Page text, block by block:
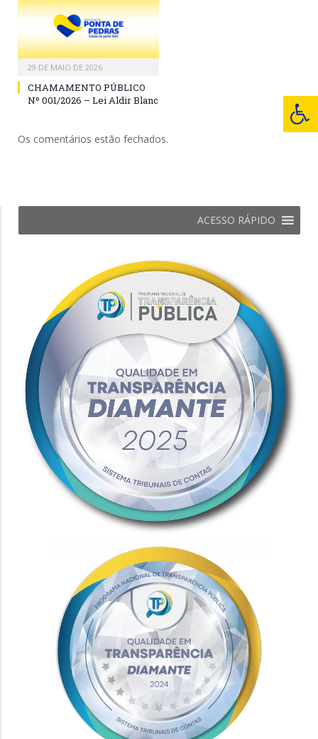
29 DE MAIO DE 2026
CHAMAMENTO PÚBLICO
Nº 001/2026 – Lei Aldir Blanc
Os comentários estão fechados.
ACESSO RÁPIDO